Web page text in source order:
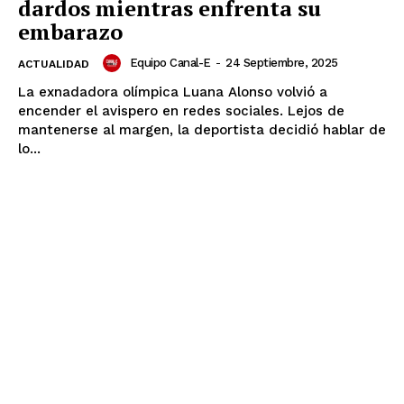
dardos mientras enfrenta su
embarazo
ACTUALIDAD Equipo Canal-E - 24 Septiembre, 2025
La exnadadora olímpica Luana Alonso volvió a
encender el avispero en redes sociales. Lejos de
mantenerse al margen, la deportista decidió hablar de
lo...